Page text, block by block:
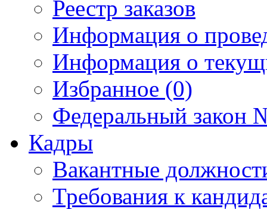
Реестр заказов
Информация о
Информация о
Избранное (0)
Федеральный закон
Кадры
Вакантные
Требования к